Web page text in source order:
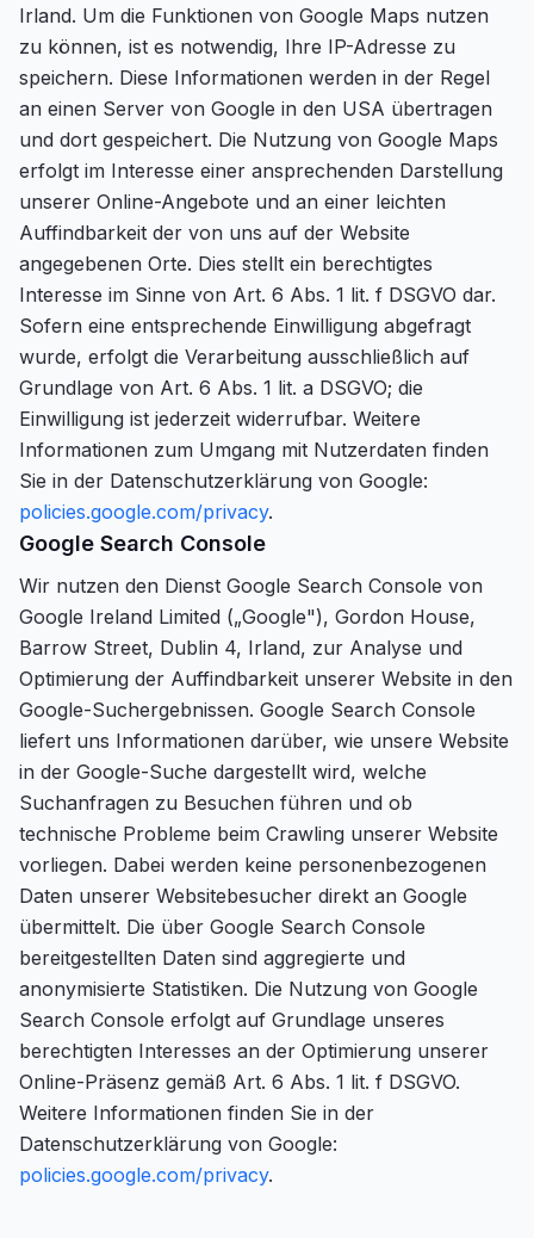
Irland. Um die Funktionen von Google Maps nutzen
zu können, ist es notwendig, Ihre IP-Adresse zu
speichern. Diese Informationen werden in der Regel
an einen Server von Google in den USA übertragen
und dort gespeichert. Die Nutzung von Google Maps
erfolgt im Interesse einer ansprechenden Darstellung
unserer Online-Angebote und an einer leichten
Auffindbarkeit der von uns auf der Website
angegebenen Orte. Dies stellt ein berechtigtes
Interesse im Sinne von Art. 6 Abs. 1 lit. f DSGVO dar.
Sofern eine entsprechende Einwilligung abgefragt
wurde, erfolgt die Verarbeitung ausschließlich auf
Grundlage von Art. 6 Abs. 1 lit. a DSGVO; die
Einwilligung ist jederzeit widerrufbar. Weitere
Informationen zum Umgang mit Nutzerdaten finden
Sie in der Datenschutzerklärung von Google:
policies.google.com/privacy.
Google Search Console
Wir nutzen den Dienst Google Search Console von
Google Ireland Limited („Google"), Gordon House,
Barrow Street, Dublin 4, Irland, zur Analyse und
Optimierung der Auffindbarkeit unserer Website in den
Google-Suchergebnissen. Google Search Console
liefert uns Informationen darüber, wie unsere Website
in der Google-Suche dargestellt wird, welche
Suchanfragen zu Besuchen führen und ob
technische Probleme beim Crawling unserer Website
vorliegen. Dabei werden keine personenbezogenen
Daten unserer Websitebesucher direkt an Google
übermittelt. Die über Google Search Console
bereitgestellten Daten sind aggregierte und
anonymisierte Statistiken. Die Nutzung von Google
Search Console erfolgt auf Grundlage unseres
berechtigten Interesses an der Optimierung unserer
Online-Präsenz gemäß Art. 6 Abs. 1 lit. f DSGVO.
Weitere Informationen finden Sie in der
Datenschutzerklärung von Google:
policies.google.com/privacy.